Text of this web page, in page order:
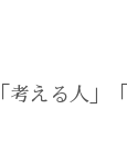
考える人」